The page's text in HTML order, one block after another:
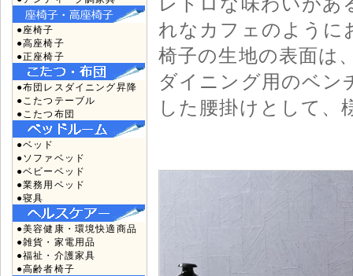
●座椅子
●高座椅子
●正座椅子
●布団レスダイニング昇降
●こたつテーブル
●こたつ布団
●ベッド
●ソファベッド
●ベビーベッド
●業務用ベッド
●寝具
●美容健康・環境快適商品
●雑貨・家電用品
●福祉・介護家具
●高齢者椅子
れなカフェのように
椅子の生地の表面は
ダイニング用のベン
した腰掛けとして、